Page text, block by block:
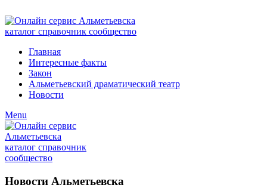
Главная
Интересные факты
Закон
Альметьевский драматический театр
Новости
Menu
Новости Альметьевска